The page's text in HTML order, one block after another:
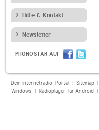
Hilfe & Kontakt
Newsletter
PHONOSTAR AUF
Dein Internetradio-Portal : Sitemap|
Windows| Radioplayer für Android|